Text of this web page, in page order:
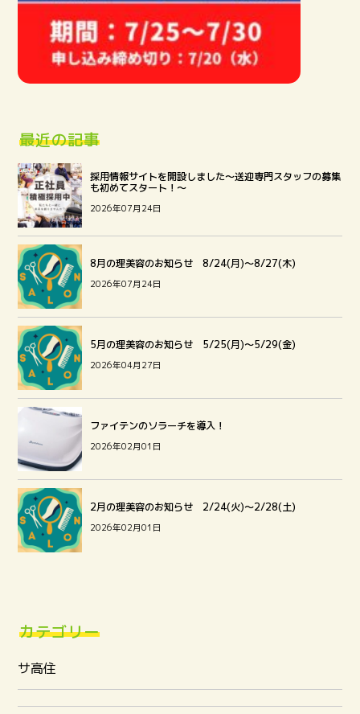
最近の記事
採用情報サイトを開設しました～送迎専門スタッフの募集
も初めてスタート！～
2026年07月24日
8月の理美容のお知らせ 8/24(月)～8/27(木)
2026年07月24日
5月の理美容のお知らせ 5/25(月)～5/29(金)
2026年04月27日
ファイテンのソラーチを導入！
2026年02月01日
2月の理美容のお知らせ 2/24(火)～2/28(土)
2026年02月01日
カテゴリー
サ高住